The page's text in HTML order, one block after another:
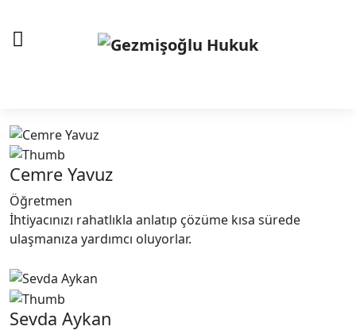
Anasayfa AnasayfaMüşteri Görüşleri
Cemre Yavuz
Öğretmen
İhtiyacınızı rahatlıkla anlatıp çözüme kısa sürede
ulaşmanıza yardımcı oluyorlar.
Sevda Aykan